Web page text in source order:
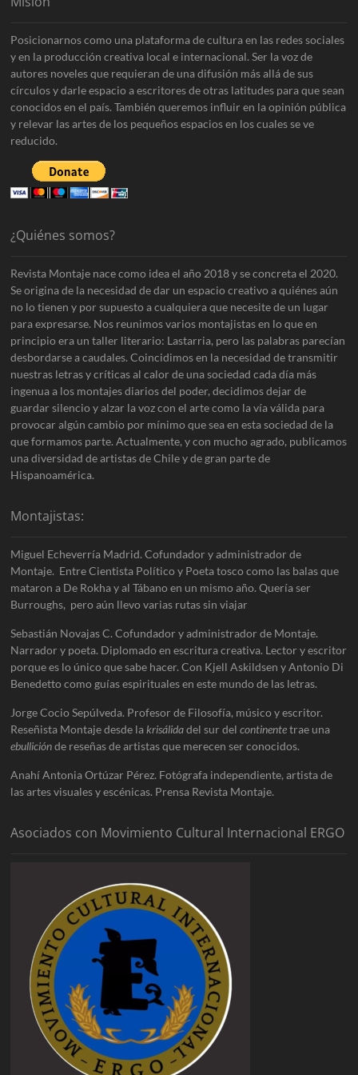
Posicionarnos como una plataforma de cultura en las redes sociales
y en la producción creativa local e internacional. Ser la voz de
autores noveles que requieran de una difusión más allá de sus
círculos y darle espacio a escritores de otras latitudes para que sean
conocidos en el país. También queremos influir en la opinión pública
y relevar las artes de los pequeños espacios en los cuales se ve
reducido.
¿Quiénes somos?
Revista Montaje nace como idea el año 2018 y se concreta el 2020.
Se origina de la necesidad de dar un espacio creativo a quiénes aún
no lo tienen y por supuesto a cualquiera que necesite de un lugar
para expresarse. Nos reunimos varios montajistas en lo que en
principio era un taller literario: Lastarria, pero las palabras parecían
desbordarse a caudales. Coincidimos en la necesidad de transmitir
nuestras letras y críticas al calor de una sociedad cada día más
ingenua a los montajes diarios del poder, decidimos dejar de
guardar silencio y alzar la voz con el arte como la vía válida para
provocar algún cambio por mínimo que sea en esta sociedad de la
que formamos parte. Actualmente, y con mucho agrado, publicamos
una diversidad de artistas de Chile y de gran parte de
Hispanoamérica.
Montajistas:
Miguel Echeverría Madrid. Cofundador y administrador de
Montaje. Entre Cientista Político y Poeta tosco como las balas que
mataron a De Rokha y al Tábano en un mismo año. Quería ser
Burroughs, pero aún llevo varias rutas sin viajar
Sebastián Novajas C. Cofundador y administrador de Montaje.
Narrador y poeta. Diplomado en escritura creativa. Lector y escritor
porque es lo único que sabe hacer. Con Kjell Askildsen y Antonio Di
Benedetto como guías espirituales en este mundo de las letras.
Jorge Cocio Sepúlveda. Profesor de Filosofía, músico y escritor.
Reseñista Montaje desde lakrisálidadel sur delcontinentetrae una
ebulliciónde reseñas de artistas que merecen ser conocidos.
Anahí Antonia Ortúzar Pérez. Fotógrafa independiente, artista de
las artes visuales y escénicas. Prensa Revista Montaje.
Asociados con Movimiento Cultural Internacional ERGO